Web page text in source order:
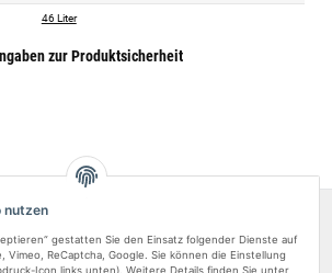
46 Liter
zur Produktsicherheit
nutzen
gestatten Sie den Einsatz folgender Dienste auf
Vimeo, ReCaptcha, Google. Sie können die Einstellung
Icon links unten). Weitere Details finden Sie unter